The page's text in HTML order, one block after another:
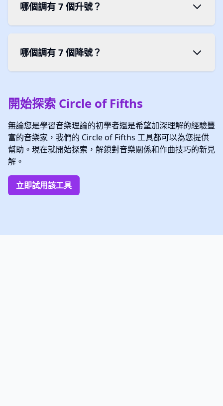
哪個調有 7 個升號？
哪個調有 7 個降號？
開始探索 Circle of Fifths
無論您是學習音樂理論的初學者還是希望加深理解的經驗豐
富的音樂家，我們的 Circle of Fifths 工具都可以為您提供
幫助。現在就開始探索，解鎖對音樂關係和作曲技巧的新見
解。
立即試用該工具